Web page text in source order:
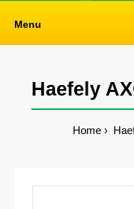
Menu
Haefely
Home